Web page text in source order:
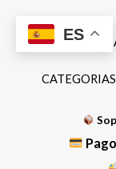
contenido
INICIOES